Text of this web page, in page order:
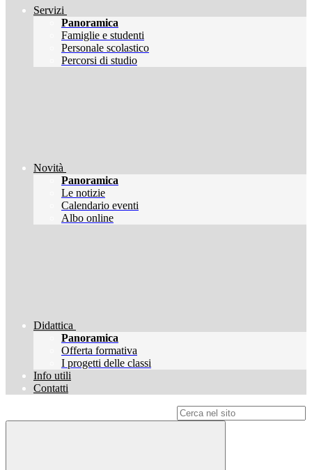
Servizi
Panoramica
Famiglie e studenti
Personale scolastico
Percorsi di studio
Novità
Panoramica
Le notizie
Calendario eventi
Albo online
Didattica
Panoramica
Offerta formativa
I progetti delle classi
Info utili
Contatti